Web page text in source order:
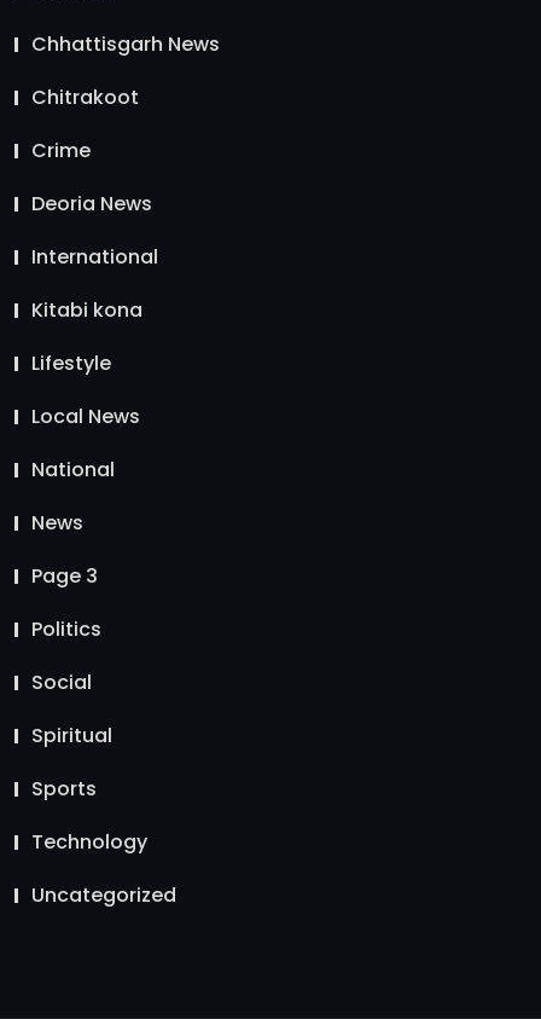
Chhattisgarh News
Chitrakoot
Crime
Deoria News
International
Kitabi kona
Lifestyle
Local News
National
News
Page 3
Politics
Social
Spiritual
Sports
Technology
Uncategorized